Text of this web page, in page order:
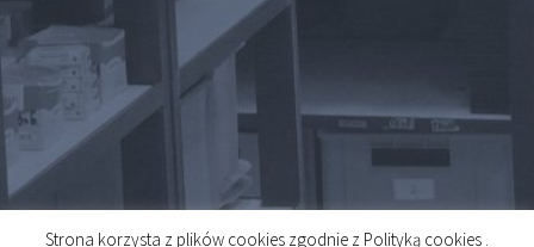
Strona korzysta z plików cookies zgodnie z Polityką cookies .